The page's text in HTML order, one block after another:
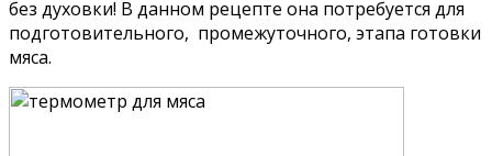
без духовки! В данном рецепте она потребуется для
подготовительного, промежуточного, этапа готовки
мяса.